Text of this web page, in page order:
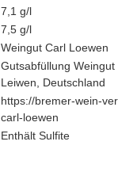
7,1 g/l
7,5 g/l
Weingut Carl Loewen
Gutsabfüllung
Leiwen, Deutschland
https://bremer-wein-
carl-loewen
Enthält Sulfite